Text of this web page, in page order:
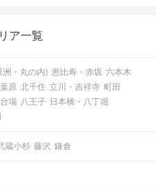
ア一覧
洲・丸の内) 恵比寿・赤坂 六本木
原 北千住 立川・吉祥寺 町田
場 八王子 日本橋・八丁堀
蔵小杉 藤沢 鎌倉